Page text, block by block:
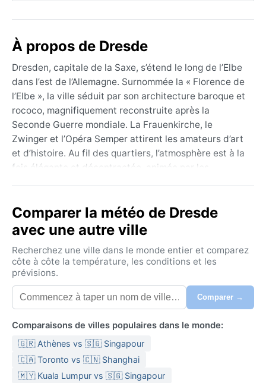
À propos de Dresde
Dresden, capitale de la Saxe, s’étend le long de l’Elbe
dans l’est de l’Allemagne. Surnommée la « Florence de
l’Elbe », la ville séduit par son architecture baroque et
rococo, magnifiquement reconstruite après la
Seconde Guerre mondiale. La Frauenkirche, le
Zwinger et l’Opéra Semper attirent les amateurs d’art
et d’histoire. Au fil des quartiers, l’atmosphère est à la
fois élégante et décontractée, animée par les
les vignobles des environs ajoutent au charme de
cette cité culturelle.
Avec un climat continental humide à été chaud
(Köppen Dfb), Dresden connaît des saisons marquées.
Les étés, de juin à août, sont doux à chauds, avec des
maximales autour de 22–25 °C, parfois plus élevées
lors de vagues de chaleur. Les hivers, de décembre à
−2 et 4 °C, avec des gelées fréquentes et des chutes
de neige modérées. Les précipitations sont réparties
tout au long de l’année, un peu plus abondantes en
été sous forme d’averses. L’humidité reste modérée.
Comparer la météo de Dresde
avec une autre ville
Recherchez une ville dans le monde entier et comparez
côte à côte la température, les conditions et les
prévisions.
Comparer →
Comparaisons de villes populaires dans le monde:
🇬🇷 Athènes vs 🇸🇬 Singapour
🇨🇦 Toronto vs 🇨🇳 Shanghai
🇲🇾 Kuala Lumpur vs 🇸🇬 Singapour